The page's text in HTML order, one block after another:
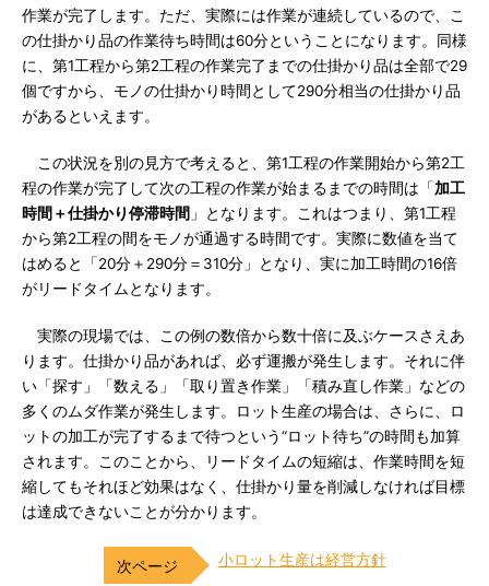
作業が完了します。ただ、実際には作業が連続しているので、こ
の仕掛かり品の作業待ち時間は60分ということになります。同様
に、第1工程から第2工程の作業完了までの仕掛かり品は全部で29
個ですから、モノの仕掛かり時間として290分相当の仕掛かり品
があるといえます。
この状況を別の見方で考えると、第1工程の作業開始から第2工
程の作業が完了して次の工程の作業が始まるまでの時間は「加工
時間＋仕掛かり停滞時間 」となります。これはつまり、第1工程
から第2工程の間をモノが通過する時間です。実際に数値を当て
はめると「20分＋290分＝310分」となり、実に加工時間の16倍
がリードタイムとなります。
実際の現場では、この例の数倍から数十倍に及ぶケースさえあ
ります。仕掛かり品があれば、必ず運搬が発生します。それに伴
い「探す」「数える」「取り置き作業」「積み直し作業」などの
多くのムダ作業が発生します。ロット生産の場合は、さらに、ロ
ットの加工が完了するまで待つという“ロット待ち”の時間も加算
されます。このことから、リードタイムの短縮は、作業時間を短
縮してもそれほど効果はなく、仕掛かり量を削減しなければ目標
は達成できないことが分かります。
小ロット生産は経営方針